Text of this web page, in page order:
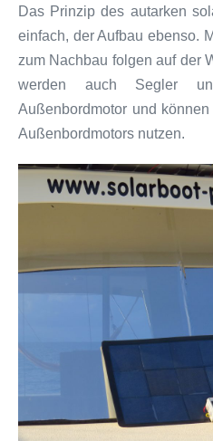
Das Prinzip des autarken
einfach, der Aufbau ebenso.
zum Nachbau folgen auf der
werden auch Segler
Außenbordmotor und
Außenbordmotors nutzen.